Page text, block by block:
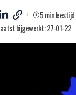
bijgewerkt: 27-01-22
5 min leestijd